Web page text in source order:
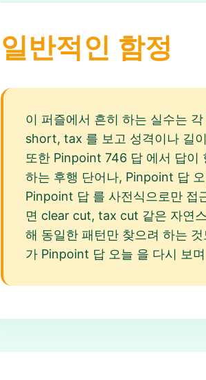
일반적인 함정
이 퍼즐에서 흔히 하는 실수는
short, tax 를 보고 성격이나 길
또한 Pinpoint 746 답 에서 답이
하는 후행 단어나, Pinpoint 답
Pinpoint 답 를 사전식으로만 접
면 clear cut, tax cut 같은 자연
해 동일한 패턴만 찾으려 하는
가 Pinpoint 답 오늘 을 다시 보